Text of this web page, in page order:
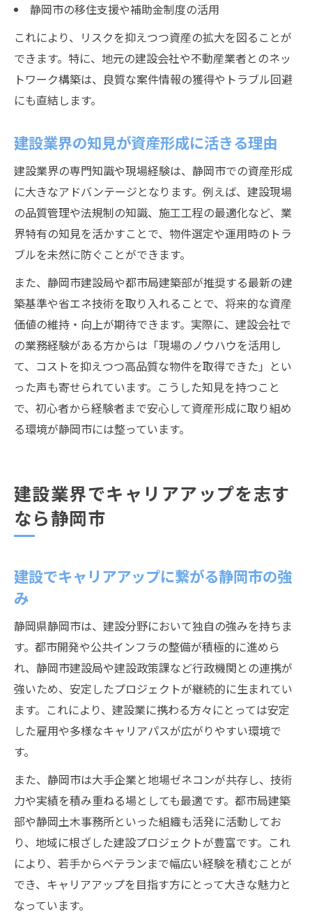
静岡市の移住支援や補助金制度の活用
これにより、リスクを抑えつつ資産の拡大を図ることが
できます。特に、地元の建設会社や不動産業者とのネッ
トワーク構築は、良質な案件情報の獲得やトラブル回避
にも直結します。
建設業界の知見が資産形成に活きる理由
建設業界の専門知識や現場経験は、静岡市での資産形成
に大きなアドバンテージとなります。例えば、建設現場
の品質管理や法規制の知識、施工工程の最適化など、業
界特有の知見を活かすことで、物件選定や運用時のトラ
ブルを未然に防ぐことができます。
また、静岡市建設局や都市局建築部が推奨する最新の建
築基準や省エネ技術を取り入れることで、将来的な資産
価値の維持・向上が期待できます。実際に、建設会社で
の業務経験がある方からは「現場のノウハウを活用し
て、コストを抑えつつ高品質な物件を取得できた」とい
った声も寄せられています。こうした知見を持つこと
で、初心者から経験者まで安心して資産形成に取り組め
る環境が静岡市には整っています。
建設業界でキャリアアップを志す
なら静岡市
建設でキャリアアップに繋がる静岡市の強
み
静岡県静岡市は、建設分野において独自の強みを持ちま
す。都市開発や公共インフラの整備が積極的に進めら
れ、静岡市建設局や建設政策課など行政機関との連携が
強いため、安定したプロジェクトが継続的に生まれてい
ます。これにより、建設業に携わる方々にとっては安定
した雇用や多様なキャリアパスが広がりやすい環境で
す。
また、静岡市は大手企業と地場ゼネコンが共存し、技術
力や実績を積み重ねる場としても最適です。都市局建築
部や静岡土木事務所といった組織も活発に活動してお
り、地域に根ざした建設プロジェクトが豊富です。これ
により、若手からベテランまで幅広い経験を積むことが
でき、キャリアアップを目指す方にとって大きな魅力と
なっています。